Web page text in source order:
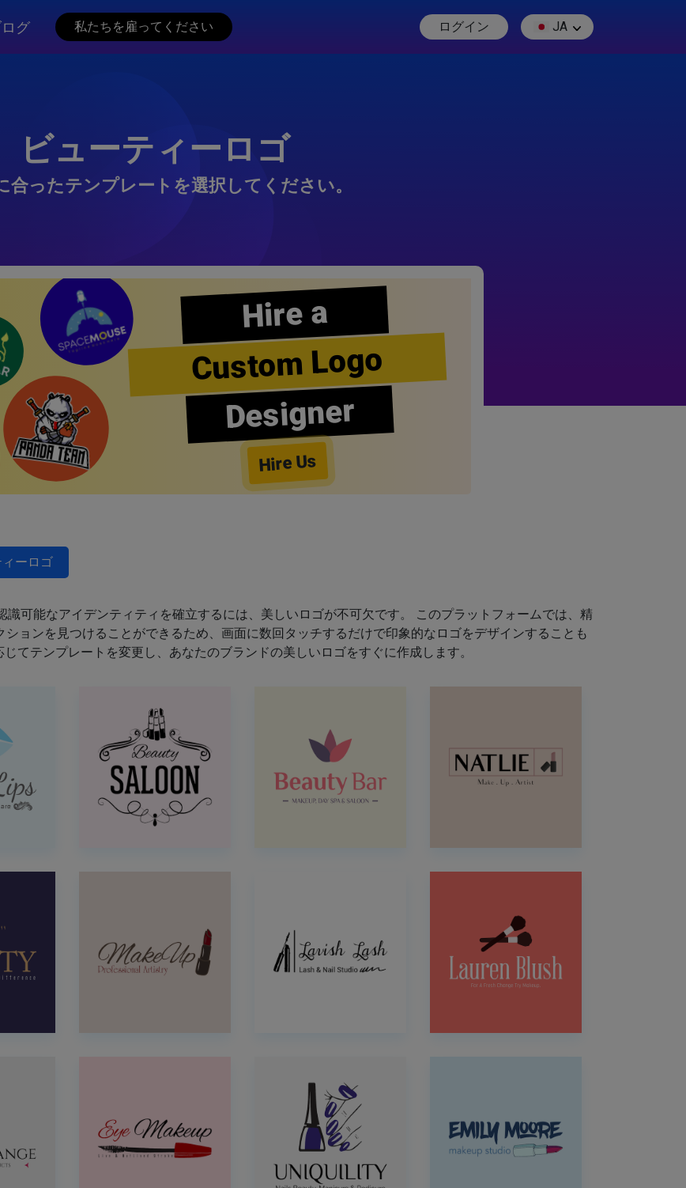
グ 私たちを雇ってください ログイン JA
ビューティーロゴ
合ったテンプレートを選択してください。
Hire a
Custom Logo
Designer
Hire Us
ィーロゴ
可能なアイデンティティを確立するには、美しいロゴが不可欠です。 このプラットフォームでは、精
ョンを見つけることができるため、画面に数回タッチするだけで印象的なロゴをデザインすることも
てテンプレートを変更し、あなたのブランドの美しいロゴをすぐに作成します。